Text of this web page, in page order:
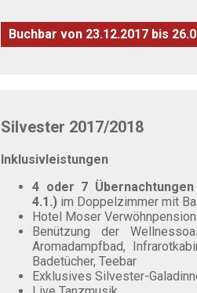
Buchbar von 23.12.2017 bis
Silvester 2017/2018
Inklusivleistungen
4 oder 7
4.1.) im Doppelzimmer mit
Hotel Moser Verwöhnpension
Benützung der
Aromadampfbad,
Badetücher, Teebar
Exklusives Silvester-